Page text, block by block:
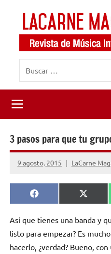
contenido
LaCarne
Magazine
de
música
internacional
3 pasos para que tu
9 agosto, 2015 LaCarne
Compartir
en
Facebook
en
X
Así que tienes una banda y
listo para empezar? Es
hacerlo, ¿verdad? Bueno,